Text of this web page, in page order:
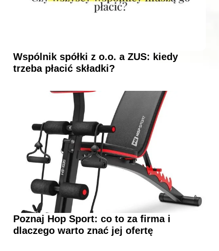
Wspólnik spółki z o.o. a ZUS: kiedy
trzeba płacić składki?
Poznaj Hop Sport: co to za firma i
dlaczego warto znać jej ofertę